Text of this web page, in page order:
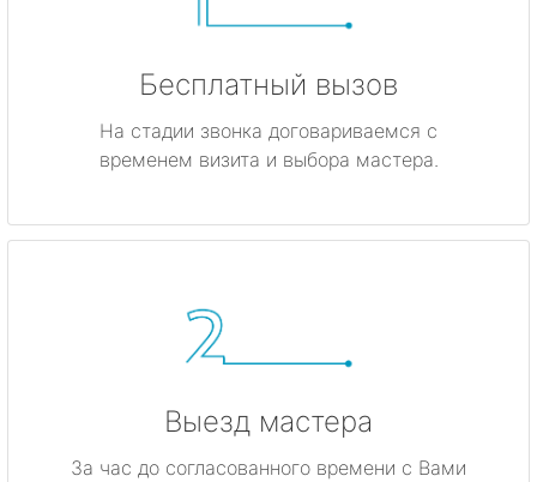
Бесплатный вызов
На стадии звонка договариваемся с
временем визита и выбора мастера.
Выезд мастера
За час до согласованного времени с Вами